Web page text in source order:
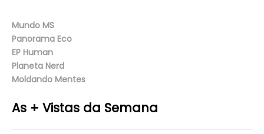
Mundo MS
Panorama Eco
EP Human
Planeta Nerd
Moldando Mentes
As + Vistas da Semana